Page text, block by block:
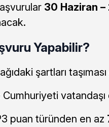
30 Haziran –
Yapabilir?
şartları
vatandaşı
puan türünden en az